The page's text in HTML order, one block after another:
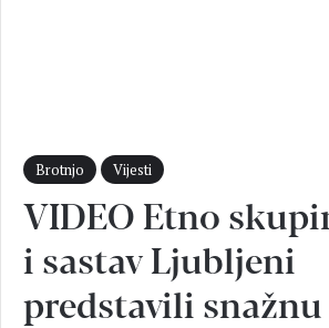
Brotnjo Vijesti
VIDEO Etno
i sastav Ljubljeni
predstavili snažnu